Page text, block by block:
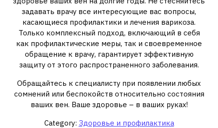
задавать врачу все интересующие вас вопросы,
касающиеся профилактики и лечения варикоза.
Только комплексный подход, включающий в себя
как профилактические меры, так и своевременное
обращение к врачу, гарантирует эффективную
защиту от этого распространенного заболевания.
Обращайтесь к специалисту при появлении любых
сомнений или беспокойств относительно состояния
ваших вен. Ваше здоровье – в ваших руках!
Category: Здоровье и профилактика